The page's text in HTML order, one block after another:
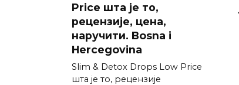
Price шта је то,
рецензије, цена,
наручити. Bosna i
Hercegovina
Slim & Detox Drops Low Price
шта је то, рецензије